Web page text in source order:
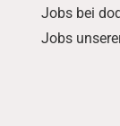
Jobs bei
Jobs